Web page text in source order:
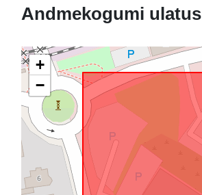
Andmekogumi ulatus
+
−